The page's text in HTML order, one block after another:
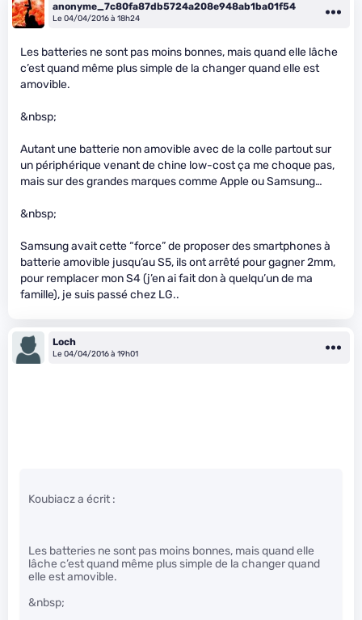
anonyme_7c80fa87db5724a208e948ab1ba01f54
Le 04/04/2016 à 18h24
Les batteries ne sont pas moins bonnes, mais quand elle lâche
c’est quand même plus simple de la changer quand elle est
amovible.
&nbsp;
Autant une batterie non amovible avec de la colle partout sur
un périphérique venant de chine low-cost ça me choque pas,
mais sur des grandes marques comme Apple ou Samsung…
&nbsp;
Samsung avait cette “force” de proposer des smartphones à
batterie amovible jusqu’au S5, ils ont arrêté pour gagner 2mm,
pour remplacer mon S4 (j’en ai fait don à quelqu’un de ma
famille), je suis passé chez LG..
Loch
Le 04/04/2016 à 19h01
Koubiacz a écrit :
Les batteries ne sont pas moins bonnes, mais quand elle
lâche c’est quand même plus simple de la changer quand
elle est amovible.
&nbsp;